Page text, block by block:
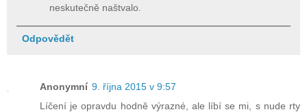
neskutečně naštvalo.
Odpovědět
Anonymní 9. října 2015 v 9:57
Líčení je opravdu hodně výrazné, ale líbí se mi, s nude rty